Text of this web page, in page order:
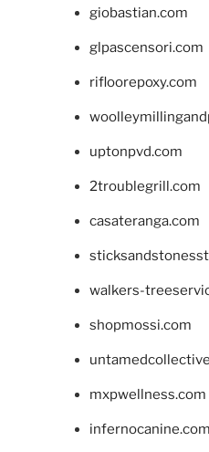
giobastian.com
glpascensori.com
rifloorepoxy.com
uptonpvd.com
2troublegrill.com
casateranga.com
walkers-
shopmossi.com
mxpwellness.com
infernocanine.com